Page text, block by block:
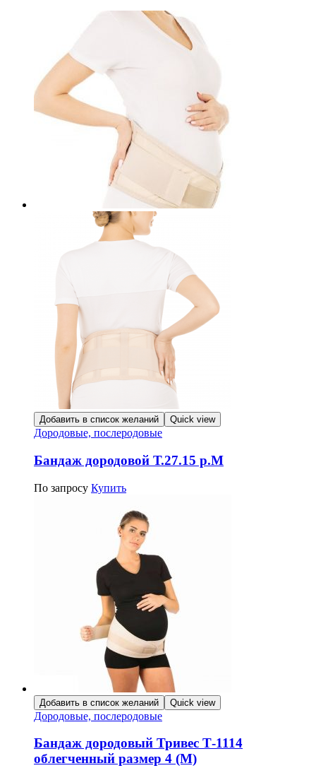
Добавить в список желаний Quick view
Дородовые, послеродовые
Бандаж дородовой Т.27.15 р.М
По запросу Купить
Добавить в список желаний Quick view
Дородовые, послеродовые
Бандаж дородовый Тривес Т-1114
облегченный размер 4 (M)